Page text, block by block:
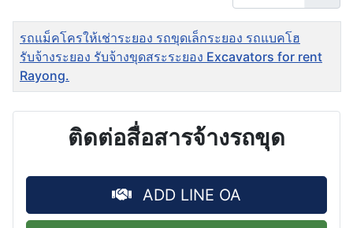
ชื่อ
รถแม็คโครให้เช่าระยอง รถขุดเล็กระยอง รถแบคโฮ
รับจ้างระยอง รับจ้างขุดสระระยอง Excavators for rent
Rayong.
ติดต่อสื่อสารจ้างรถขุด
ADD LINE OA